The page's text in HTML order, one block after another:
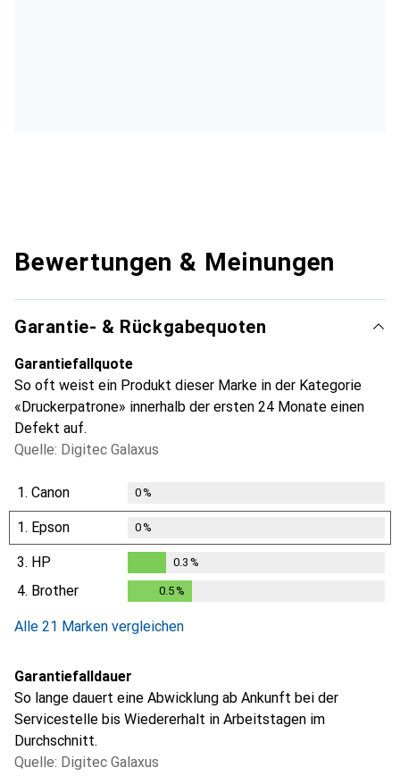
Bewertungen & Meinungen
Garantie- & Rückgabequoten
Garantiefallquote
So oft weist ein Produkt dieser Marke in der Kategorie
«Druckerpatrone» innerhalb der ersten 24 Monate einen
Defekt auf.
Quelle: Digitec Galaxus
1. Canon 0%
1. Epson 0%
3. HP
0.3%
0.3 %
4. Brother 0.5%
Alle 21 Marken vergleichen
Garantiefalldauer
So lange dauert eine Abwicklung ab Ankunft bei der
Servicestelle bis Wiedererhalt in Arbeitstagen im
Durchschnitt.
Quelle: Digitec Galaxus